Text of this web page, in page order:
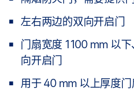
左右两边的双向开启门
门扇宽度 1100 mm 以
向开启门
用于 40 mm 以上厚度门